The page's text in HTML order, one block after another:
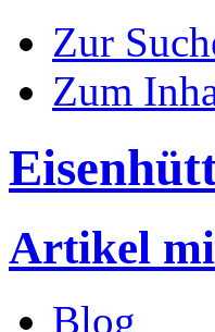
Zur
Zum
Artikel
Blog